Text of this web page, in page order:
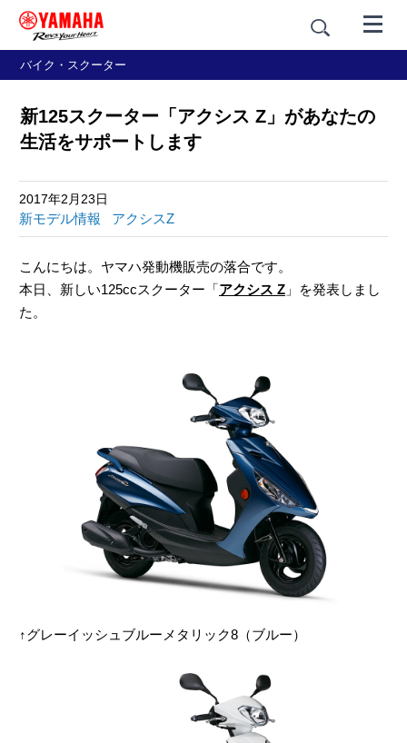
バイク・スクーター
新125スクーター「アクシス Z」があなたの
生活をサポートします
2017年2月23日
新モデル情報 アクシスZ
こんにちは。ヤマハ発動機販売の落合です。
本日、新しい125ccスクーター「アクシス Z 」を発表しまし
た。
↑グレーイッシュブルーメタリック8（ブルー）